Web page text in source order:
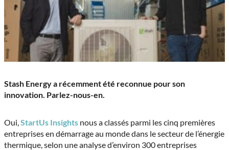
Stash Energy a récemment été reconnue pour son
innovation. Parlez-nous-en.
Oui,StartUs Insights nous a classés parmi les cinq premières
entreprises en démarrage au monde dans le secteur de l’énergie
thermique, selon une analyse d’environ 300 entreprises